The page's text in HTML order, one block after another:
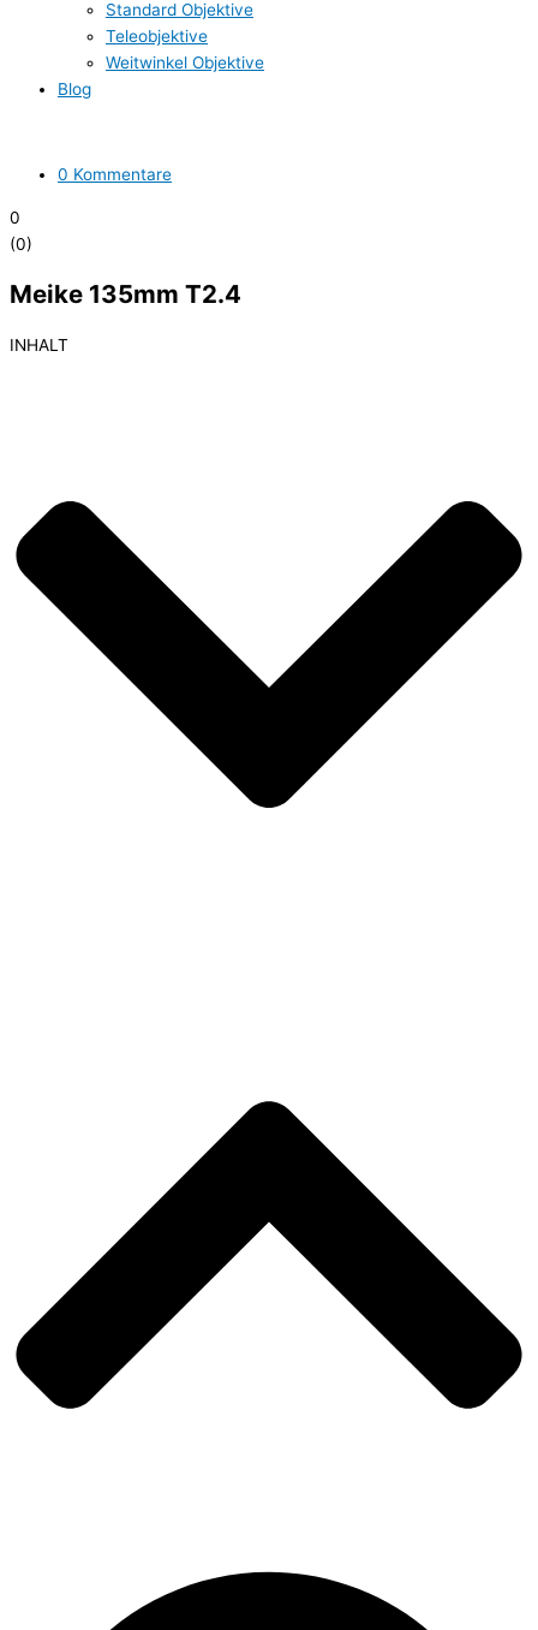
Standard Objektive
Teleobjektive
Weitwinkel Objektive
Blog
0 Kommentare
0
(0)
Meike 135mm T2.4
INHALT